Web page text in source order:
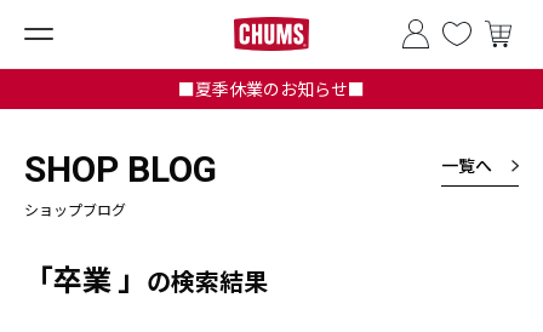
■夏季休業のお知らせ■
SHOP BLOG
ショップブログ
一覧へ
「卒業 」 の検索結果